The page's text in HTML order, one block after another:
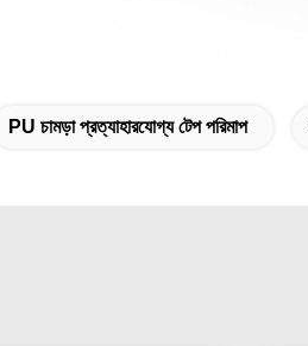
PU চামড়া প্রত্যাহারযোগ্য টেপ পরিমাপ